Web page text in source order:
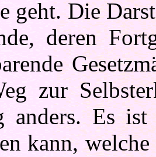
geht. Die
deren
zur
anders. Es
kann,